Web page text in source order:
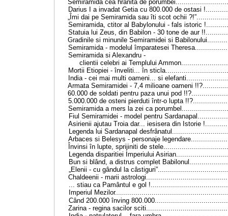
Semiramida cea hranita de porumbei
Darius
a invadat Getia cu 800.000 de ostasi !
„Îmi dai pe Semiramida sau îti scot ochii ?!”
Semiramida, ctitor al Babylonului - fals istoric !
Statuia lui Zeus, din Babilon - 30 tone de aur !!
Gradinile si minunile Semiramidei si Babilonului
Semiramida - modelul împaratesei Theresa
Semiramida si Alexandru -
clientii celebri ai Templului Ammon
Mortii Etiopiei - înveliti... în sticla
India - cei mai multi oameni... si elefanti
Armata Semiramidei - 7,4 milioane oameni !!?
60.000 de soldati pentru paza unui pod !!?
5.000.000 de osteni pierduti într-o lupta !!?
Semiramida a mers la zei ca porumbel
Fiul Semiramidei - model pentru Sardanapal
Asirienii ajutau Troia dar... iesisera din Istorie !
Legenda lui Sardanapal desfrânatul
Arbaces si Belesys - personaje legendare
Învinsi în lupte, sprijiniti de stele
Legenda disparitiei Imperiului Asirian
Bun si blând, a distrus complet Babilonul
„Elenii - cu gândul la câstiguri”
Chaldeenii - marii astrologi
... stiau ca Pamântul e gol !
Imperiul Mezilor
Când 200.000 înving 800.000
Zarina - regina sacilor sciti